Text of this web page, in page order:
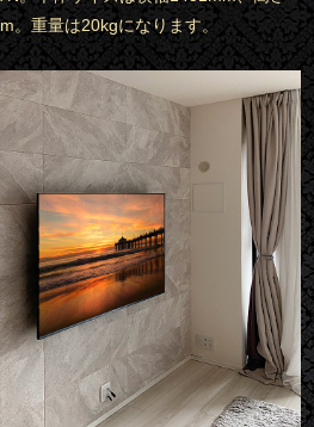
。重量は20kgになります。